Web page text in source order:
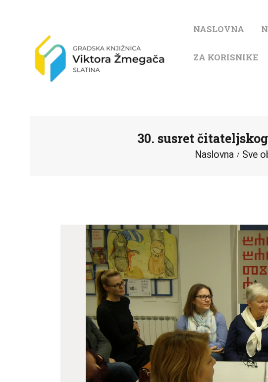
NASLOVNA
ZA KORISNIKE
30. susret
Naslovna Sve